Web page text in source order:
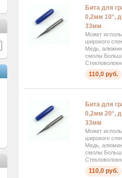
Бита для
0,2мм 10°,
33мм
Может
широкого
Медь,
смолы
110,0 руб.
Бита для
0,2мм 20°,
33мм
Может
широкого
Медь,
смолы
110,0 руб.